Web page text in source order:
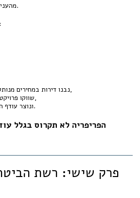
65% מהעניים מגיעים מהפריפריה.
תחולת עוני גבוהה במיוחד:
נבנו דירות במחירים מנותקים מהשכר המקומי,
שווקו פרויקטים על בסיס אשראי,
ונוצר עודף היצע דמוגרפי־כלכלי.
הפריפריה לא תקרוס בגלל
פרק שישי: רשת